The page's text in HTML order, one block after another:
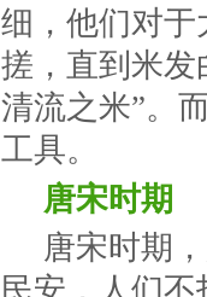
细，他们对
搓，直到米发
清流之米”。
工具。
唐宋时期
唐宋时期，
民安，人们